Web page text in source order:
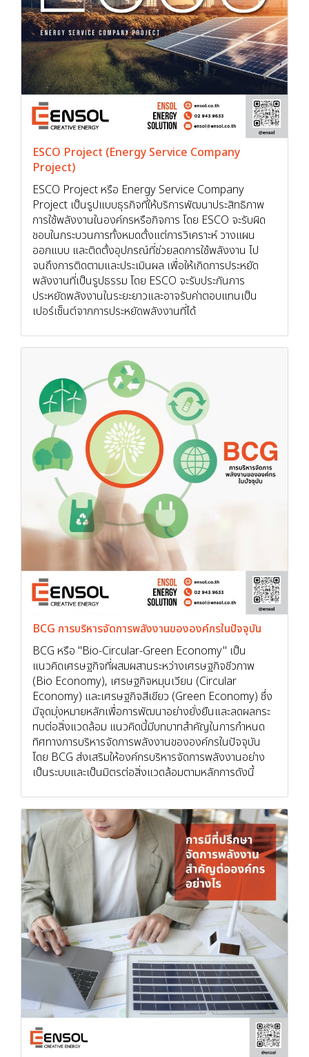
ESCO Project (Energy Service Company
Project)
ESCO Project หรือ Energy Service Company
Project เป็นรูปแบบธุรกิจที่ให้บริการพัฒนาประสิทธิภาพ
การใช้พลังงานในองค์กรหรือกิจการ โดย ESCO จะรับผิด
ชอบในกระบวนการทั้งหมดตั้งแต่การวิเคราะห์ วางแผน
ออกแบบ และติดตั้งอุปกรณ์ที่ช่วยลดการใช้พลังงาน ไป
จนถึงการติดตามและประเมินผล เพื่อให้เกิดการประหยัด
พลังงานที่เป็นรูปธรรม โดย ESCO จะรับประกันการ
ประหยัดพลังงานในระยะยาวและอาจรับค่าตอบแทนเป็น
เปอร์เซ็นต์จากการประหยัดพลังงานที่ได้
BCG การบริหารจัดการพลังงานขององค์กรในปัจจุบัน
BCG หรือ "Bio-Circular-Green Economy" เป็น
แนวคิดเศรษฐกิจที่ผสมผสานระหว่างเศรษฐกิจชีวภาพ
(Bio Economy), เศรษฐกิจหมุนเวียน (Circular
Economy) และเศรษฐกิจสีเขียว (Green Economy) ซึ่ง
มีจุดมุ่งหมายหลักเพื่อการพัฒนาอย่างยั่งยืนและลดผลกระ
ทบต่อสิ่งแวดล้อม แนวคิดนี้มีบทบาทสำคัญในการกำหนด
ทิศทางการบริหารจัดการพลังงานขององค์กรในปัจจุบัน
โดย BCG ส่งเสริมให้องค์กรบริหารจัดการพลังงานอย่าง
เป็นระบบและเป็นมิตรต่อสิ่งแวดล้อมตามหลักการดังนี้